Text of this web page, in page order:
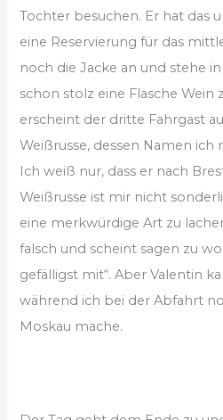
Tochter besuchen. Er hat das
eine Reservierung für das
noch die Jacke an und stehe
schon stolz eine Flasche Wein
erscheint der dritte Fahrgast
Weißrusse, dessen Namen ich
Ich weiß nur, dass er nach
Weißrusse ist mir nicht
eine merkwürdige Art zu
falsch und scheint sagen zu
gefälligst mit“. Aber Valentin
während ich bei der Abfahrt
Moskau mache.